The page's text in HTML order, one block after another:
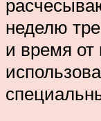
неделю
и время